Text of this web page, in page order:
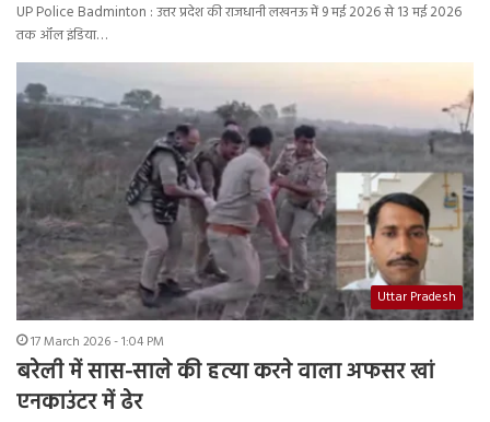
UP Police Badminton : उत्तर प्रदेश की राजधानी लखनऊ में 9 मई 2026 से 13 मई 2026
तक ऑल इंडिया…
Uttar Pradesh
17 March 2026 - 1:04 PM
बरेली में सास-साले की हत्या करने वाला अफसर खां
एनकाउंटर में ढेर